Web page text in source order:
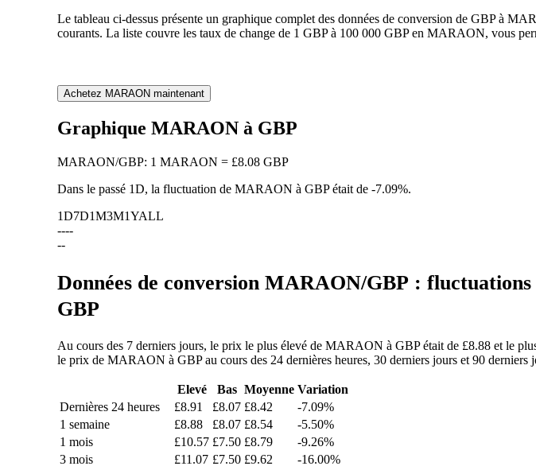
Le tableau ci-dessus présente un graphique complet des données de conversion de GBP à
courants. La liste couvre les taux de change de 1 GBP à 100 000 GBP en MARAON, vous
Achetez MARAON maintenant
Graphique MARAON à GBP
MARAON/GBP: 1 MARAON = £8.08 GBP
Dans le passé 1D, la fluctuation de MARAON à GBP était de -7.09%.
1D7D1M3M1YALL
----
--
Données de conversion MARAON/GBP :
GBP
Au cours des 7 derniers jours, le prix le plus élevé de MARAON à GBP était de £8.88 et le
le prix de MARAON à GBP au cours des 24 dernières heures, 30 derniers jours et 90 derniers
Elevé Bas Moyenne Variation
Dernières 24 heures
£8.91 £8.07 £8.42
-7.09%
1 semaine
£8.88 £8.07 £8.54
-5.50%
1 mois
£10.57 £7.50 £8.79
-9.26%
3 mois
£11.07 £7.50 £9.62 -16.00%